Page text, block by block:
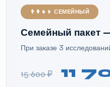
👨‍👩‍👧‍👦 СЕМЕЙНЫЙ
Семейный пакет
При заказе 3
15 600 ₽ 11